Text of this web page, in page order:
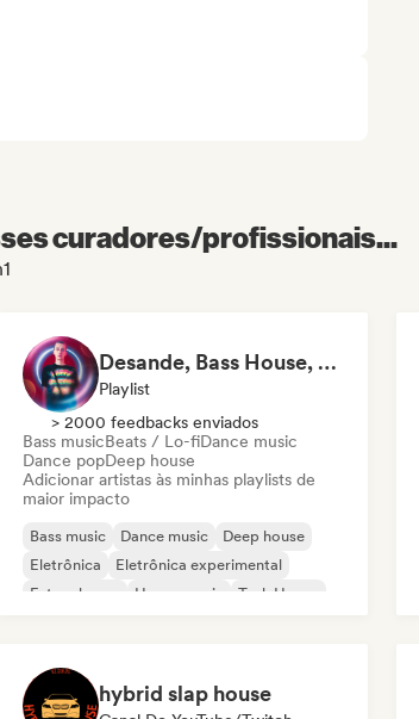
curadores/profissionais...
Desande, Bass House, Tech House & House 2021
Playlist
> 2000 feedbacks enviados
Bass musicBeats / Lo-fiDance music
Dance popDeep house
Adicionar artistas às minhas playlists de
maior impacto
Bass music Dance music
Deep house
Eletrônica
Eletrônica experimental
Future house
House music Tech House
hybrid slap house